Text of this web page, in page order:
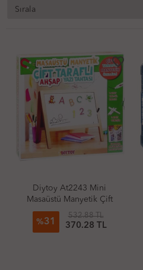
favorite_border
Diytoy At2243 Mini
Masaüstü Manyetik Çift
Taraflı Ahşap Yazı Tahtası
%31
532.88 TL
370.28 TL